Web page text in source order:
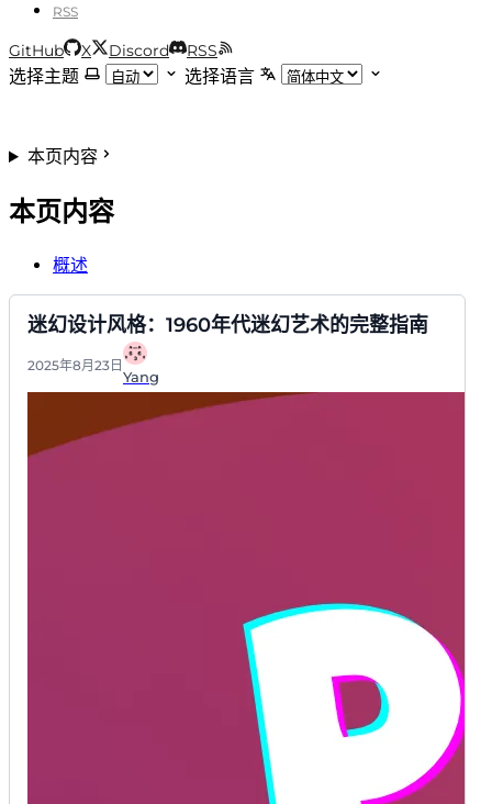
RSS
GitHub X Discord RSS
选择主题 选择语言
本页内容
本页内容
概述
迷幻设计风格：1960年代迷幻艺术的完整指南
2025年8月23日
Yang